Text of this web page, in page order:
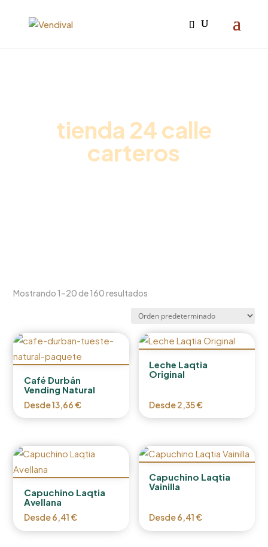
tienda 24 calle
carteros
Mostrando 1–20 de 160 resultados
Café Durbán
Vending Natural
Desde13,66€
Leche Laqtia
Original
Desde2,35€
Capuchino Laqtia
Avellana
Desde6,41€
Capuchino Laqtia
Vainilla
Desde6,41€